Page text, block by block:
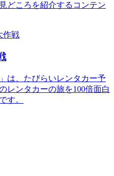
どころを紹介するコンテン
は、たびらいレンタカー予
レンタカーの旅を100倍面白
す。